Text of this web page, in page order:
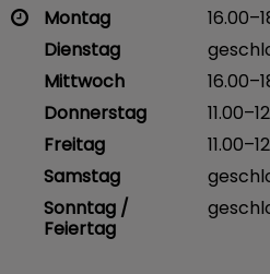
Montag
Dienstag
Mittwoch
Donnerstag
Freitag
Samstag
Sonntag /
Feiertag